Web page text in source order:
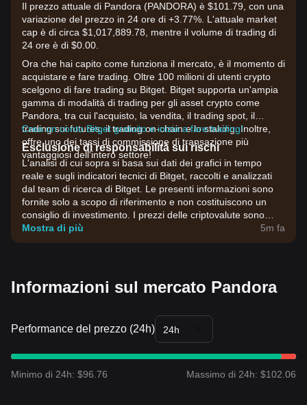
Il prezzo attuale di Pandora (PANDORA) è $101.79, con una
variazione del prezzo in 24 ore di +3.77%. L'attuale market
cap è di circa $1,017,889.78, mentre il volume di trading di
24 ore è di $0.00.
Ora che hai capito come funziona il mercato, è il momento di
acquistare e fare trading. Oltre 100 milioni di utenti crypto
scelgono di fare trading su Bitget. Bitget supporta un'ampia
gamma di modalità di trading per gli asset crypto come
Pandora, tra cui l'acquisto, la vendita, il trading spot, il
trading sui futures, il trading on-chain e lo staking. Inoltre,
offre uno dei tassi di commissione di transazione più
vantaggiosi dell'intero settore!
Crea un conto Bitget gratuito e inizia a fare trading!
Esclusione di responsabilità sui rischi
L'analisi di cui sopra si basa sui dati dei grafici in tempo
reale e sugli indicatori tecnici di Bitget, raccolti e analizzati
dal team di ricerca di Bitget. Le presenti informazioni sono
fornite solo a scopo di riferimento e non costituiscono un
consiglio di investimento. I prezzi delle criptovalute sono
estremamente volatili. Prendi decisioni di investimento in
base alla tua propensione al rischio.
Mostra di più 5m fa
Informazioni sul mercato Pandora
Performance del prezzo (24h) 24h
Minimo di 24h: $96.76 Massimo di 24h: $102.06